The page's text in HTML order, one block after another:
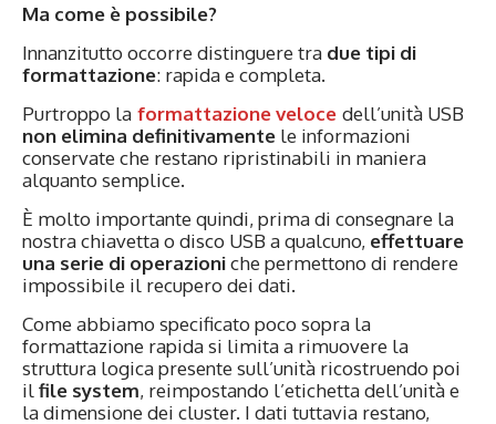
Ma come è possibile?
Innanzitutto occorre distinguere tra due tipi di
formattazione: rapida e completa.
Purtroppo la formattazione veloce dell’unità USB
non elimina definitivamente le informazioni
conservate che restano ripristinabili in maniera
alquanto semplice.
È molto importante quindi, prima di consegnare la
nostra chiavetta o disco USB a qualcuno, effettuare
una serie di operazioniche permettono di rendere
impossibile il recupero dei dati.
Come abbiamo specificato poco sopra la
formattazione rapida si limita a rimuovere la
struttura logica presente sull’unità ricostruendo poi
ilfile system, reimpostando l’etichetta dell’unità e
la dimensione dei cluster. I dati tuttavia restano,